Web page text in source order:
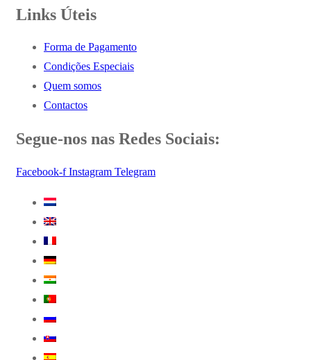
Links Úteis
Forma de Pagamento
Condições Especiais
Quem somos
Contactos
Segue-nos nas Redes Sociais:
Facebook-f Instagram Telegram